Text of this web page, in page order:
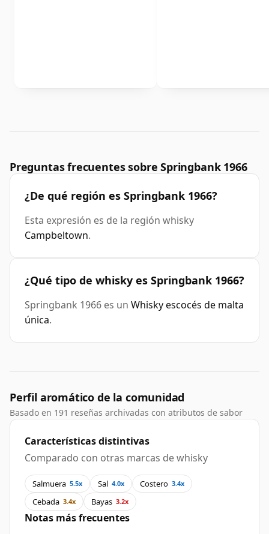
Preguntas frecuentes sobre Springbank 1966
¿De qué región es Springbank 1966?
Esta expresión es de la región whisky
Campbeltown.
¿Qué tipo de whisky es Springbank 1966?
Springbank 1966 es un Whisky escocés de malta
única.
Perfil aromático de la comunidad
Basado en 191 reseñas archivadas con atributos de sabor
Características distintivas
Comparado con otras marcas de whisky
Salmuera 5.5x Sal 4.0x Costero 3.4x
Cebada 3.4x Bayas 3.2x
Notas más frecuentes